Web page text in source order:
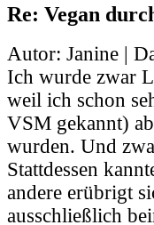
Re: Vegan
Autor: Janine |
Ich wurde zwar
weil ich schon
VSM gekannt)
wurden. Und
Stattdessen
andere erübrigt
ausschließlich